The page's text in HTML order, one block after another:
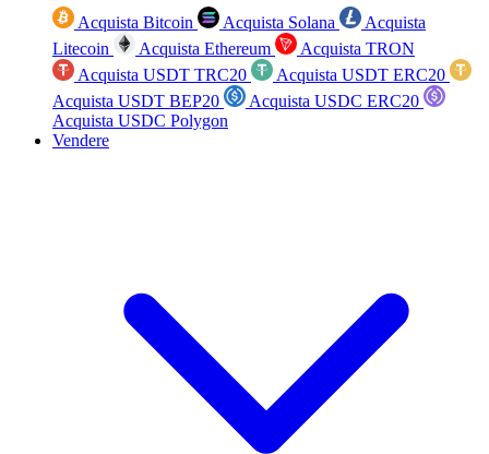
Acquista Bitcoin Acquista Solana
Acquista
Litecoin
Acquista Ethereum
Acquista TRON
Acquista USDT TRC20
Acquista USDT ERC20
Acquista USDT BEP20
Acquista USDC ERC20
Acquista USDC Polygon
Vendere